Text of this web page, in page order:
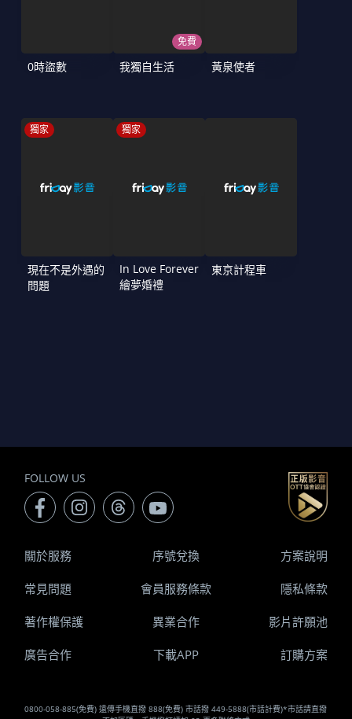
0時盜數
免費
我獨自生活 黃泉使者
獨家
現在不是外遇的
問題
獨家
In Love Forever
繪夢婚禮
東京計程車
FOLLOW US
0800-058-885(免費) 遠傳手機直撥 888(免費) 市話撥 449-5888(市話計費)*市話請直撥
關於服務 序號兌換 方案說明
常見問題 會員服務條款 隱私條款
著作權保護 異業合作 影片許願池
廣告合作 下載APP 訂購方案